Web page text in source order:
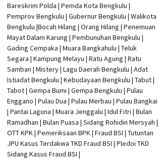
Bareskrim Polda | Pemda Kota Bengkulu |
Pemprov Bengkulu |Gubernur Bengkulu | Walikota
Bengkulu |Bocah Hilang | Orang Hilang |Penemuan
Mayat Dalam Karung |Pembunuhan Bengkulu |
Gading Cempaka | Muara Bangkahulu | Teluk
Segara | Kampung Melayu | Ratu Agung | Ratu
Samban | Mistery | Lagu Daerah Bengkulu | Adat
Istiadat Bengkulu | Kebudayaan Bengkulu | Tabut |
Tabot | Gempa Bumi | Gempa Bengkulu |Pulau
Enggano | Pulau Dua | Pulau Merbau | Pulau Bangkai
| Pantai Laguna | Muara Jenggalu | Idul Fitri | Bulan
Ramadhan | Bulan Puasa |Sidang Rohidin Mersyah |
OTT KPK | Pemeriksaan BPK | Fraud BSI |Tutuntan
JPU Kasus Terdakwa TKD Fraud BSI |Pledoi TKD
Sidang Kasus Fraud BSI |